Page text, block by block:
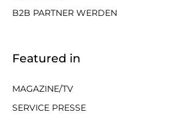
B2B PARTNER WERDEN
Featured in
MAGAZINE/TV
SERVICE PRESSE